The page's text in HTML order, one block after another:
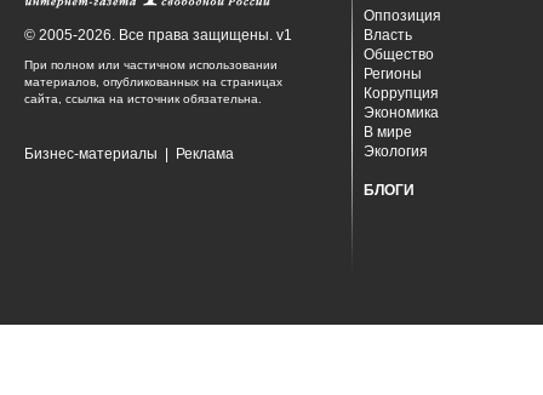
© 2005-2026. Все права защищены. v1
При полном или частичном использовании
материалов, опубликованных на страницах
сайта, ссылка на источник обязательна.
Бизнес-материалы Реклама
Оппозиция
Власть
Общество
Регионы
Коррупция
Экономика
В мире
Экология
БЛОГИ